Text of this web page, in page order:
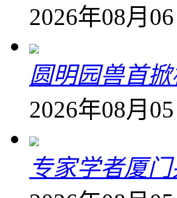
2026年08月
圆明园兽首
2026年08月
专家学者厦